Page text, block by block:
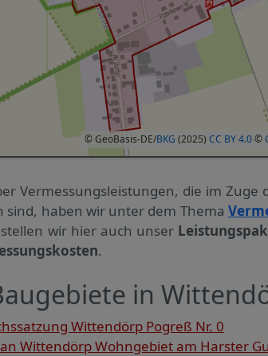
© GeoBasis-DE/BKG (2025) CC BY 4.0 ©
Vermessungs­leistungen, die im
sind, haben wir unter dem Thema
stellen wir hier auch unser
.
in
Wittendörp Pogreß Nr. 0
Wittendörp Wohngebiet am Harster